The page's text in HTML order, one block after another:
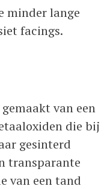
minder lange
facings.
van een
die bij
gesinterd
transparante
van een tand